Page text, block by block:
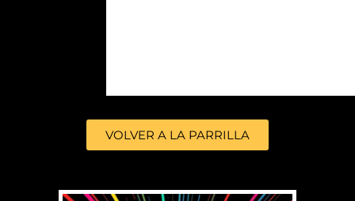
VOLVER A LA PARRILLA